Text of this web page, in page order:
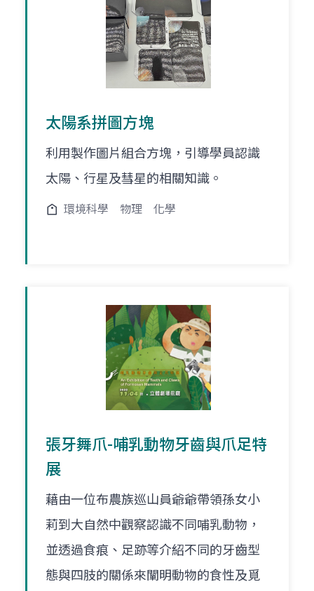
太陽系拼圖方塊
利用製作圖片組合方塊，引導學員認識
太陽、行星及彗星的相關知識。
環境科學 物理 化學
張牙舞爪-哺乳動物牙齒與爪足特
展
藉由一位布農族巡山員爺爺帶領孫女小
莉到大自然中觀察認識不同哺乳動物，
並透過食痕、足跡等介紹不同的牙齒型
態與四肢的關係來闡明動物的食性及覓